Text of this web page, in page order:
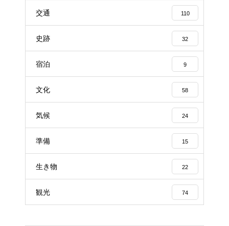
交通 110
史跡 32
宿泊 9
文化 58
気候 24
準備 15
生き物 22
観光 74